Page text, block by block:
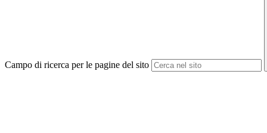
Campo di ricerca per le pagine del sito